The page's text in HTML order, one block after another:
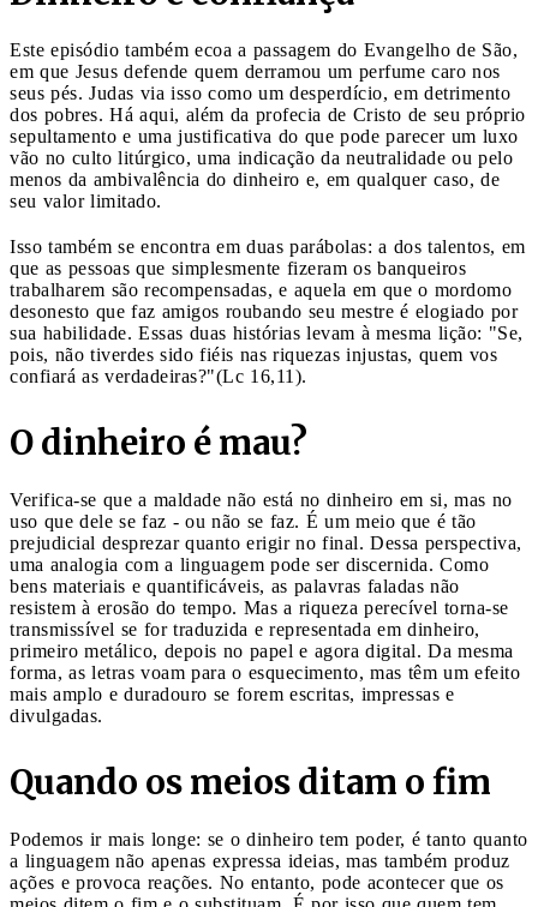
Este episódio também ecoa a passagem do Evangelho de São,
em que Jesus defende quem derramou um perfume caro nos
seus pés. Judas via isso como um desperdício, em detrimento
dos pobres. Há aqui, além da profecia de Cristo de seu próprio
sepultamento e uma justificativa do que pode parecer um luxo
vão no culto litúrgico, uma indicação da neutralidade ou pelo
menos da ambivalência do dinheiro e, em qualquer caso, de
seu valor limitado.
Isso também se encontra em duas parábolas: a dos talentos, em
que as pessoas que simplesmente fizeram os banqueiros
trabalharem são recompensadas, e aquela em que o mordomo
desonesto que faz amigos roubando seu mestre é elogiado por
sua habilidade. Essas duas histórias levam à mesma lição: "Se,
pois, não tiverdes sido fiéis nas riquezas injustas, quem vos
confiará as verdadeiras?"(Lc 16,11).
O dinheiro é mau?
Verifica-se que a maldade não está no dinheiro em si, mas no
uso que dele se faz - ou não se faz. É um meio que é tão
prejudicial desprezar quanto erigir no final. Dessa perspectiva,
uma analogia com a linguagem pode ser discernida. Como
bens materiais e quantificáveis, as palavras faladas não
resistem à erosão do tempo. Mas a riqueza perecível torna-se
transmissível se for traduzida e representada em dinheiro,
primeiro metálico, depois no papel e agora digital. Da mesma
forma, as letras voam para o esquecimento, mas têm um efeito
mais amplo e duradouro se forem escritas, impressas e
divulgadas.
Quando os meios ditam o fim
Podemos ir mais longe: se o dinheiro tem poder, é tanto quanto
a linguagem não apenas expressa ideias, mas também produz
ações e provoca reações. No entanto, pode acontecer que os